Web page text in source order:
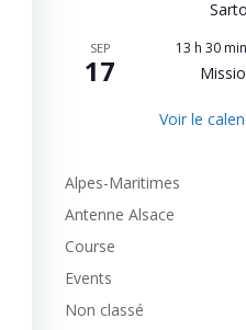
SEP
17
13 h 30 min
Voir le
Alpes-Maritimes
Antenne Alsace
Course
Events
Non classé